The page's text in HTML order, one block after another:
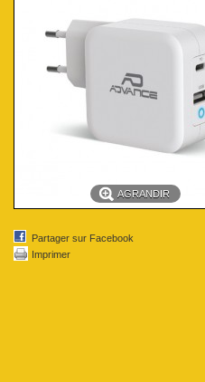
AGRANDIR
Partager sur Facebook
Imprimer